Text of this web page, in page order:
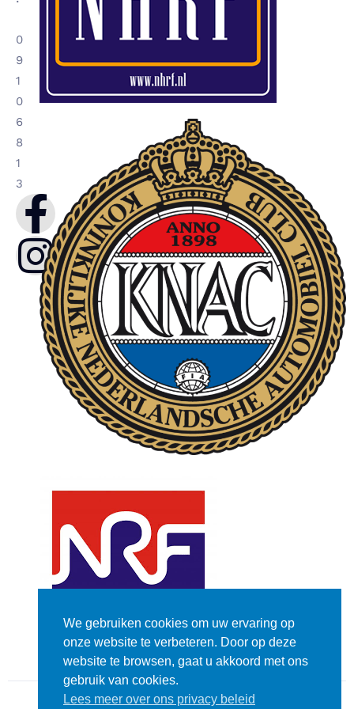
0
9
1
0
6
8
1
3
We gebruiken cookies om uw ervaring op
onze website te verbeteren. Door op deze
website te browsen, gaat u akkoord met ons
gebruik van cookies.
Lees meer over ons privacy beleid